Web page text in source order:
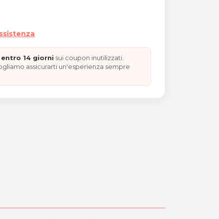
14 giorni sui coupon inutilizzati.
assicurarti un'esperienza sempre